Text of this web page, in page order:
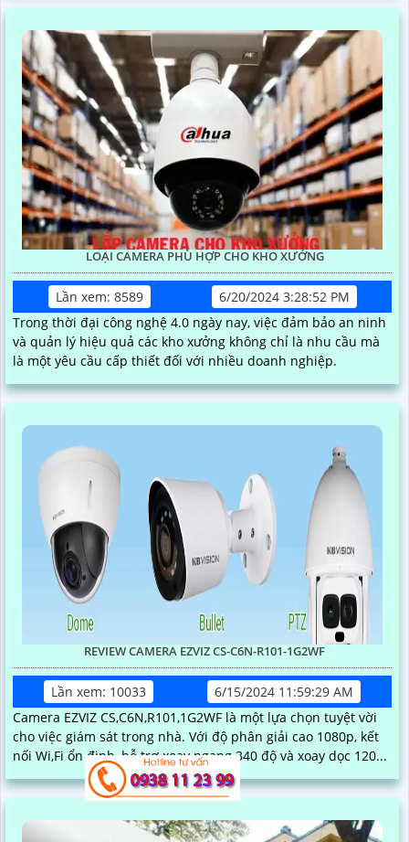
LOẠI CAMERA PHÙ HỢP CHO KHO XƯỞNG
Lần xem: 8589
6/20/2024 3:28:52 PM
Trong thời đại công nghệ 4.0 ngày nay, việc đảm bảo an ninh
và quản lý hiệu quả các kho xưởng không chỉ là nhu cầu mà
là một yêu cầu cấp thiết đối với nhiều doanh nghiệp.
REVIEW CAMERA EZVIZ CS-C6N-R101-1G2WF
Lần xem: 10033
6/15/2024 11:59:29 AM
Camera EZVIZ CS,C6N,R101,1G2WF là một lựa chọn tuyệt vời
cho việc giám sát trong nhà. Với độ phân giải cao 1080p, kết
nối Wi,Fi ổn định, hỗ trợ xoay ngang 340 độ và xoay dọc 120...